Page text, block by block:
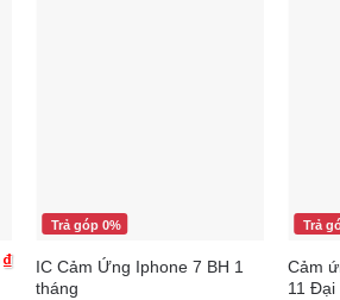
₫
Trả góp 0%
IC Cảm Ứng Iphone 7 BH 1
tháng
Trả
Cảm
11 Đại